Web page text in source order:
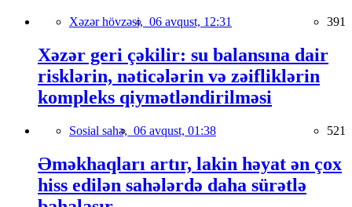
Xəzər hövzəsi, 06 avqust, 12:31 391
Xəzər geri çəkilir: su balansına dair
risklərin, nəticələrin və zəifliklərin
kompleks qiymətləndirilməsi
Sosial sahə, 06 avqust, 01:38 521
Əməkhaqları artır, lakin həyat ən çox
hiss edilən sahələrdə daha sürətlə